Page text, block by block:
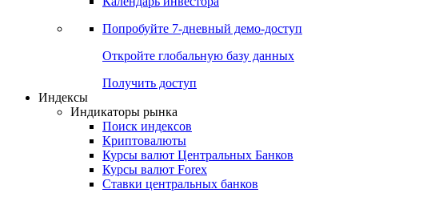
Аукционы госбумаг
Денежный рынок
Дивидендный календарь
Календарь инвестора
Попробуйте7-дневный
Получить доступ
Индикаторы рынка
Поиск индексов
Криптовалюты